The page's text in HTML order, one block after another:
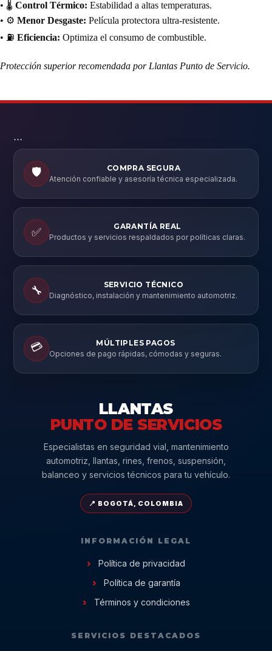
• 🌡️ Control Térmico: Estabilidad a altas temperaturas.
• ⚙️ Menor Desgaste: Película protectora ultra-resistente.
• ⛽ Eficiencia: Optimiza el consumo de combustible.
Protección superior recomendada por Llantas Punto de Servicio.
```
🛡️
COMPRA SEGURA
Atención confiable y asesoría técnica especializada.
✅
GARANTÍA REAL
Productos y servicios respaldados por políticas claras.
🔧
SERVICIO TÉCNICO
Diagnóstico, instalación y mantenimiento automotriz.
💳
MÚLTIPLES PAGOS
Opciones de pago rápidas, cómodas y seguras.
LLANTAS
PUNTO DE SERVICIOS
Especialistas en seguridad vial, mantenimiento
automotriz, llantas, rines, frenos, suspensión,
balanceo y servicios técnicos para tu vehículo.
📍 BOGOTÁ, COLOMBIA
INFORMACIÓN LEGAL
Política de privacidad
Política de garantía
Términos y condiciones
SERVICIOS DESTACADOS